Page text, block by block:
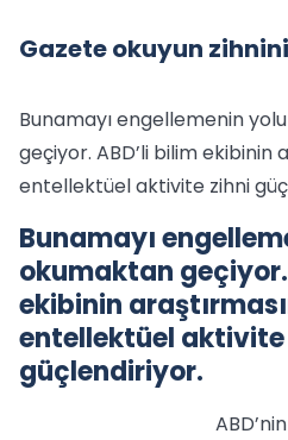
Gazete okuyun
Bunamayı engellemenin
geçiyor. ABD’li bilim ekibinin
entellektüel aktivite zihni
Bunamayı
okumaktan geçiyor.
ekibinin
entellektüel aktivite
güçlendiriyor.